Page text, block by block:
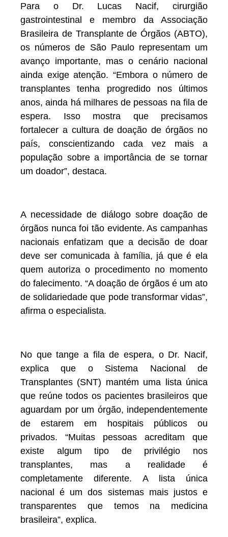
Para o Dr. Lucas Nacif, cirurgião
gastrointestinal e membro da Associação
Brasileira de Transplante de Órgãos (ABTO),
os números de São Paulo representam um
avanço importante, mas o cenário nacional
ainda exige atenção. “Embora o número de
transplantes tenha progredido nos últimos
anos, ainda há milhares de pessoas na fila de
espera. Isso mostra que precisamos
fortalecer a cultura de doação de órgãos no
país, conscientizando cada vez mais a
população sobre a importância de se tornar
um doador”, destaca.
A necessidade de diálogo sobre doação de
órgãos nunca foi tão evidente. As campanhas
nacionais enfatizam que a decisão de doar
deve ser comunicada à família, já que é ela
quem autoriza o procedimento no momento
do falecimento. “A doação de órgãos é um ato
de solidariedade que pode transformar vidas”,
afirma o especialista.
No que tange a fila de espera, o Dr. Nacif,
explica que o Sistema Nacional de
Transplantes (SNT) mantém uma lista única
que reúne todos os pacientes brasileiros que
aguardam por um órgão, independentemente
de estarem em hospitais públicos ou
privados. “Muitas pessoas acreditam que
existe algum tipo de privilégio nos
transplantes, mas a realidade é
completamente diferente. A lista única
nacional é um dos sistemas mais justos e
transparentes que temos na medicina
brasileira”, explica.